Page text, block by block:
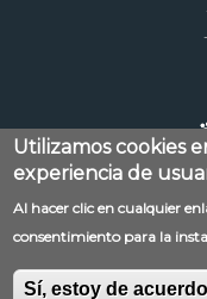
Menú
al
Contacto
Política de
Utilizamos cookies
experiencia de
Al hacer clic en cualquier
consentimiento para la
Sí, estoy de acuerdo